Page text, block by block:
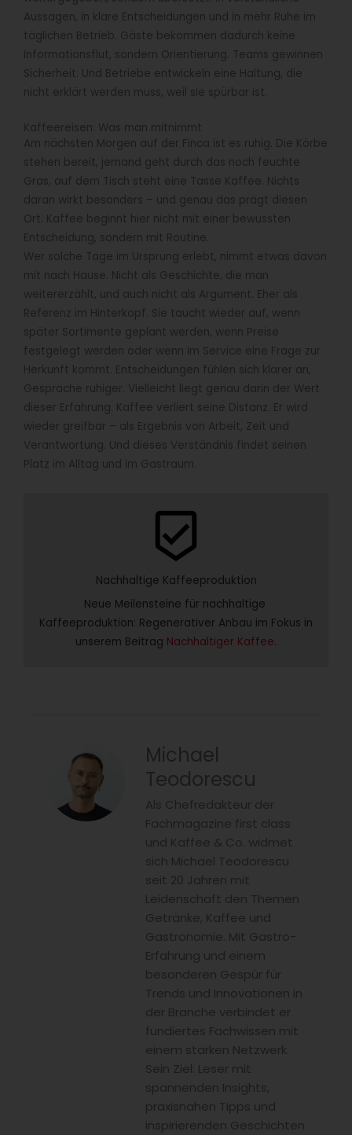
Aussagen, in klare Entscheidungen und in mehr Ruhe im
täglichen Betrieb. Gäste bekommen dadurch keine
Informationsflut, sondern Orientierung. Teams gewinnen
Sicherheit. Und Betriebe entwickeln eine Haltung, die
nicht erklärt werden muss, weil sie spürbar ist.
Kaffeereisen: Was man mitnimmt
Am nächsten Morgen auf der Finca ist es ruhig. Die Körbe
stehen bereit, jemand geht durch das noch feuchte
Gras, auf dem Tisch steht eine Tasse Kaffee. Nichts
daran wirkt besonders – und genau das prägt diesen
Ort. Kaffee beginnt hier nicht mit einer bewussten
Entscheidung, sondern mit Routine.
Wer solche Tage im Ursprung erlebt, nimmt etwas davon
mit nach Hause. Nicht als Geschichte, die man
weitererzählt, und auch nicht als Argument. Eher als
Referenz im Hinterkopf. Sie taucht wieder auf, wenn
später Sortimente geplant werden, wenn Preise
festgelegt werden oder wenn im Service eine Frage zur
Herkunft kommt. Entscheidungen fühlen sich klarer an,
Gespräche ruhiger. Vielleicht liegt genau darin der Wert
dieser Erfahrung. Kaffee verliert seine Distanz. Er wird
wieder greifbar – als Ergebnis von Arbeit, Zeit und
Verantwortung. Und dieses Verständnis findet seinen
Platz im Alltag und im Gastraum.
beenhere
Nachhaltige Kaffeeproduktion
Neue Meilensteine für nachhaltige
Kaffeeproduktion: Regenerativer Anbau im Fokus in
unserem Beitrag Nachhaltiger Kaffee.
Michael
Teodorescu
Als Chefredakteur der
Fachmagazine first class
und Kaffee & Co. widmet
sich Michael Teodorescu
seit 20 Jahren mit
Leidenschaft den Themen
Getränke, Kaffee und
Gastronomie. Mit Gastro-
Erfahrung und einem
besonderen Gespür für
Trends und Innovationen in
der Branche verbindet er
fundiertes Fachwissen mit
einem starken Netzwerk.
Sein Ziel: Leser mit
spannenden Insights,
praxisnahen Tipps und
inspirierenden Geschichten